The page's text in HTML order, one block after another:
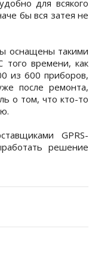
для всякого
бы вся затея не
оснащены такими
времени, как
из 600 приборов,
после ремонта,
о том, что кто-то
GPRS-
решение